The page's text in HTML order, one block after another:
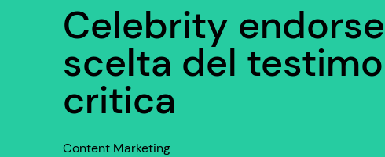
Celebrity
scelta del
critica
Content Marketing